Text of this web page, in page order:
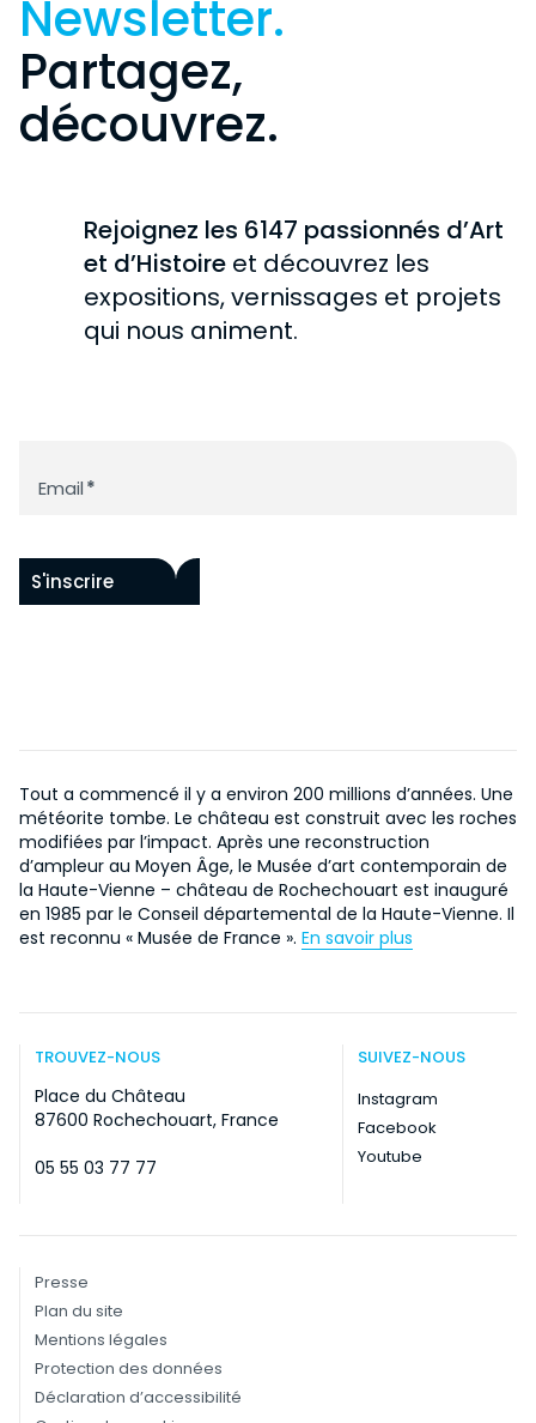
VISITE
PARTICULIERS
SCOLAIRES
GROUPES
EN COURS
À VENIR
PASSÉES
COLLECTION
HISTOIRE DE LA COLLECTION
COLLECTION EN LIGNE
CHÂTEAU DE ROCHECHOUART
DEVENIR MÉCÈNE
Newsletter.
Partagez,
découvrez.
Rejoignez les 6147 passionnés d’Art
et d’Histoire et découvrez les
expositions, vernissages et projets
qui nous animent.
Email*
S'inscrire
Tout a commencé il y a environ 200 millions d’années. Une
météorite tombe. Le château est construit avec les roches
modifiées par l’impact. Après une reconstruction
d’ampleur au Moyen Âge, le Musée d’art contemporain de
la Haute-Vienne – château de Rochechouart est inauguré
en 1985 par le Conseil départemental de la Haute-Vienne. Il
est reconnu « Musée de France ». En savoir plus
TROUVEZ-NOUS
Place du Château
87600 Rochechouart, France
05 55 03 77 77
SUIVEZ-NOUS
Instagram
Facebook
Youtube
Presse
Plan du site
Mentions légales
Protection des données
Déclaration d’accessibilité